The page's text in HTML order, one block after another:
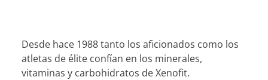
Desde hace 1988 tanto los aficionados como los
atletas de élite confían en los minerales,
vitaminas y carbohidratos de Xenofit.